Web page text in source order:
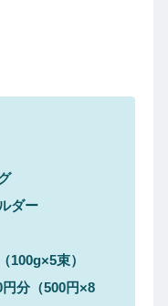
ダー
100g×5束）
円分（500円×8